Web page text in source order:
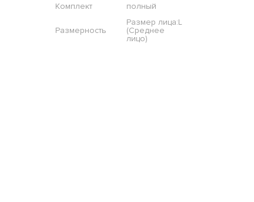
Комплект
полный
Размерность
Размер лица:L
(Среднее
лицо)